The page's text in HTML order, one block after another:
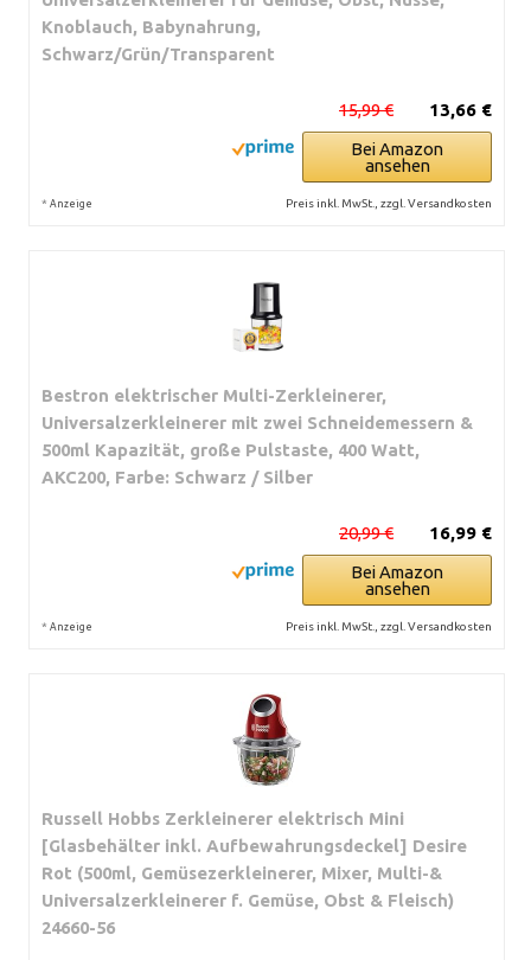
Knoblauch, Babynahrung,
Schwarz/Grün/Transparent
13,66 €
15,99 €
Bei Amazon
ansehen
* Anzeige Preis inkl. MwSt., zzgl. Versandkosten
Bestron elektrischer Multi-Zerkleinerer,
Universalzerkleinerer mit zwei Schneidemessern &
500ml Kapazität, große Pulstaste, 400 Watt,
AKC200, Farbe: Schwarz / Silber
16,99 €
20,99 €
Bei Amazon
ansehen
* Anzeige Preis inkl. MwSt., zzgl. Versandkosten
Russell Hobbs Zerkleinerer elektrisch Mini
[Glasbehälter inkl. Aufbewahrungsdeckel] Desire
Rot (500ml, Gemüsezerkleinerer, Mixer, Multi-&
Universalzerkleinerer f. Gemüse, Obst & Fleisch)
24660-56